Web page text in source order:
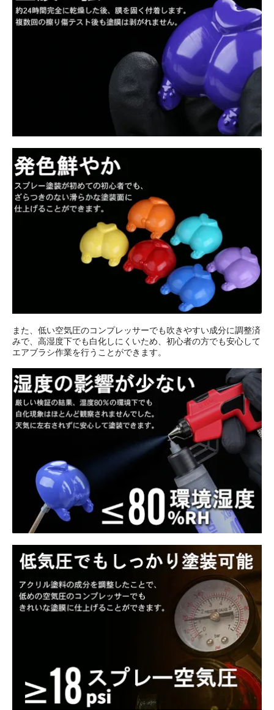
また、低い空気圧のコンプレッサーでも吹きやすい成分に調整済
みで、高湿度下でも白化しにくいため、初心者の方でも安心して
エアブラシ作業を行うことができます。